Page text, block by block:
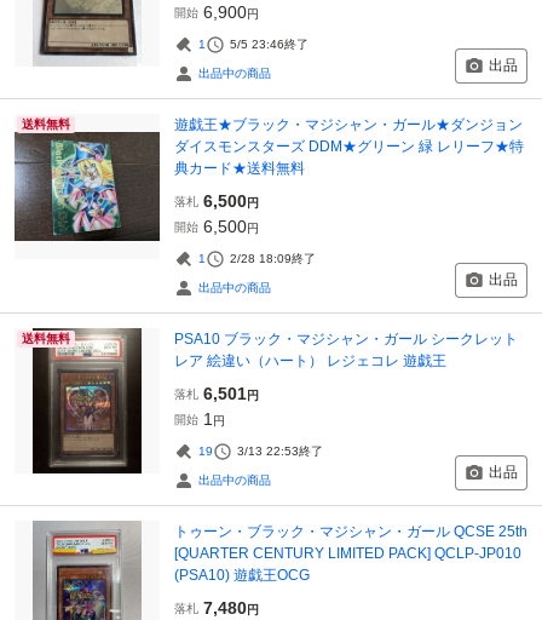
開始 6,900円
1 5/5 23:46終了
出品中の商品 出品
送料無料
遊戯王★ブラック・マジシャン・ガール★ダンジョン
ダイスモンスターズ DDM★グリーン 緑 レリーフ★特
典カード★送料無料
落札 6,500円
開始 6,500円
1 2/28 18:09終了
出品中の商品 出品
送料無料
PSA10 ブラック・マジシャン・ガール シークレット
レア 絵違い（ハート） レジェコレ 遊戯王
落札 6,501円
開始 1 円
19 3/13 22:53終了
出品中の商品 出品
トゥーン・ブラック・マジシャン・ガール QCSE 25th
[QUARTER CENTURY LIMITED PACK] QCLP-JP010
(PSA10) 遊戯王OCG
落札 7,480円